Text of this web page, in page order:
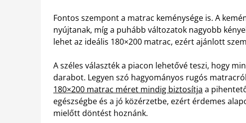
Fontos szempont a matrac keménysége is. A
nyújtanak, míg a puhább változatok nagyobb
lehet az ideális 180×200 matrac, ezért ajánlott
A széles választék a piacon lehetővé teszi, hogy
darabot. Legyen szó hagyományos rugós
180×200 matrac méret mindig biztosítja a
egészségbe és a jó közérzetbe, ezért érdemes
mielőtt döntést hoznánk.